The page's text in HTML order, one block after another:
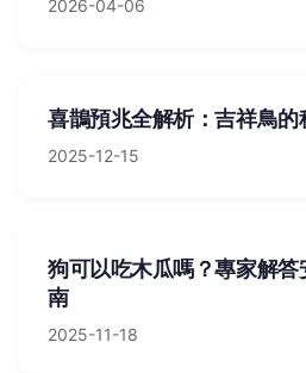
2026-04-06
喜鵲預兆全解析：吉祥鳥的
2025-12-15
狗可以吃木瓜嗎？專家解
南
2025-11-18